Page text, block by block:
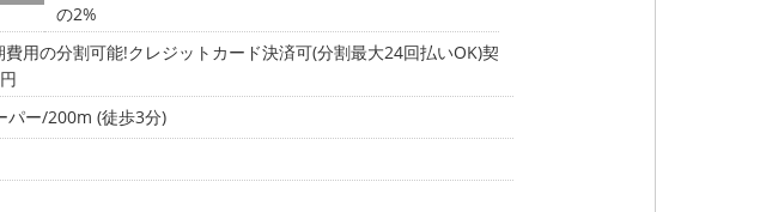
の2%
費用の分割可能!クレジットカード決済可(分割最大24回払いOK)契
パー/200m (徒歩3分)